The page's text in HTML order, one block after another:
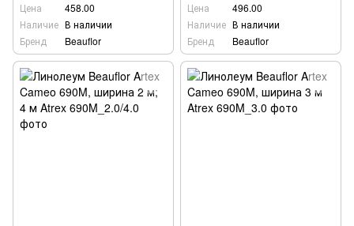
Цена
458.00
Наличие В наличии
Бренд
Beauflor
Цена
496.00
Наличие В наличии
Бренд
Beauflor